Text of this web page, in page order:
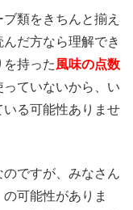
類をきちんと揃え
だ方なら理解でき
持った風味の点数
ていないから、い
る可能性ありませ
ですが、みなさん
可能性がありま